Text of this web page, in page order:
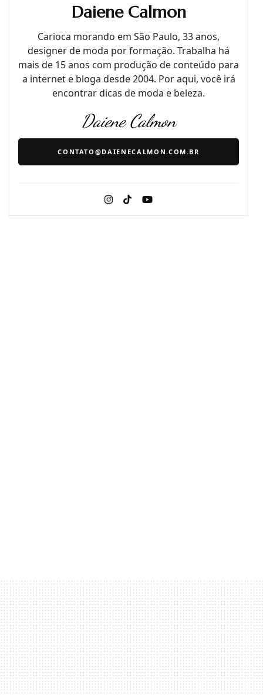
Daiene Calmon
Carioca morando em São Paulo, 33 anos,
designer de moda por formação. Trabalha há
mais de 15 anos com produção de conteúdo para
a internet e bloga desde 2004. Por aqui, você irá
encontrar dicas de moda e beleza.
Daiene Calmon
CONTATO@DAIENECALMON.COM.BR